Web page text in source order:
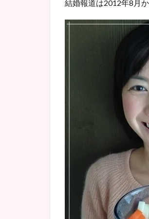
結婚報道は2012年8月